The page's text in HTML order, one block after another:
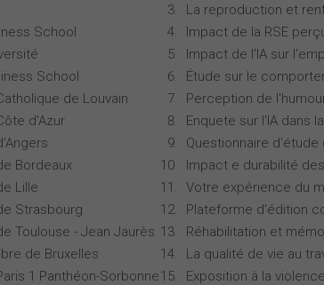
School
School
de Louvain
d'Azur
Bordeaux
Lille
Strasbourg
Toulouse - Jean Jaurès
de Bruxelles
1 Panthéon-Sorbonne
La reproduction et
Impact de la RSE
Impact de l'IA sur
Étude sur le
Perception de
Enquete sur l'IA dans
Questionnaire
Impact e durabilité
Votre expérience du
Plateforme d'édition
Réhabilitation et
La qualité de vie au
Exposition à la